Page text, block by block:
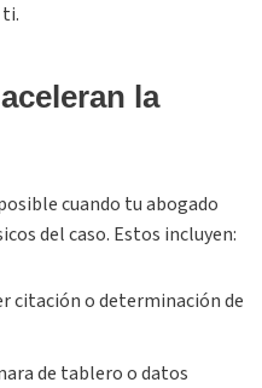
la
cuando tu abogado
del caso. Estos incluyen:
citación o determinación de
de tablero o datos